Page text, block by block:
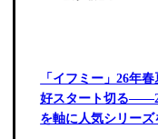
「イフミー」26年
好スタート切る
を軸に人気シリーズ